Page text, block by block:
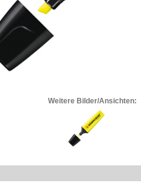
Weitere Bilder/Ansichten: